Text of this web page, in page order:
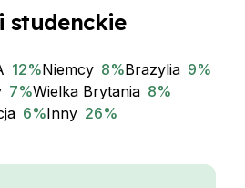
studenckie
12%Niemcy 8%Brazylia 9%
7%Wielka Brytania 8%
6%Inny 26%